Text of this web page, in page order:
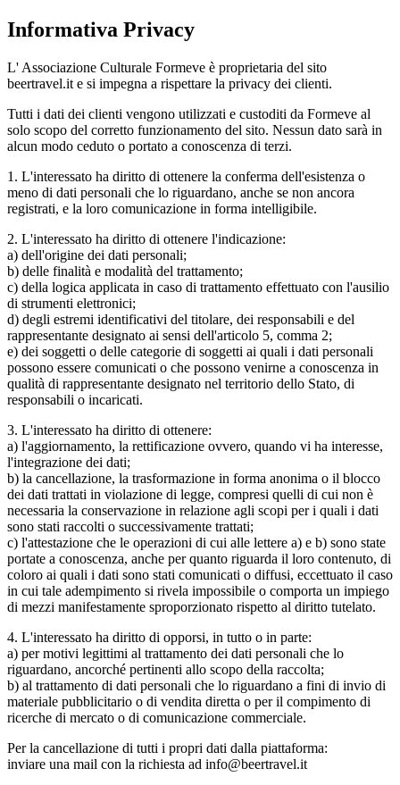
Informativa Privacy
L' Associazione Culturale Formeve è proprietaria del sito
beertravel.it e si impegna a rispettare la privacy dei clienti.
Tutti i dati dei clienti vengono utilizzati e custoditi da Formeve al
solo scopo del corretto funzionamento del sito. Nessun dato sarà in
alcun modo ceduto o portato a conoscenza di terzi.
1. L'interessato ha diritto di ottenere la conferma dell'esistenza o
meno di dati personali che lo riguardano, anche se non ancora
registrati, e la loro comunicazione in forma intelligibile.
2. L'interessato ha diritto di ottenere l'indicazione:
a) dell'origine dei dati personali;
b) delle finalità e modalità del trattamento;
c) della logica applicata in caso di trattamento effettuato con l'ausilio
di strumenti elettronici;
d) degli estremi identificativi del titolare, dei responsabili e del
rappresentante designato ai sensi dell'articolo 5, comma 2;
e) dei soggetti o delle categorie di soggetti ai quali i dati personali
possono essere comunicati o che possono venirne a conoscenza in
qualità di rappresentante designato nel territorio dello Stato, di
responsabili o incaricati.
3. L'interessato ha diritto di ottenere:
a) l'aggiornamento, la rettificazione ovvero, quando vi ha interesse,
l'integrazione dei dati;
b) la cancellazione, la trasformazione in forma anonima o il blocco
dei dati trattati in violazione di legge, compresi quelli di cui non è
necessaria la conservazione in relazione agli scopi per i quali i dati
sono stati raccolti o successivamente trattati;
c) l'attestazione che le operazioni di cui alle lettere a) e b) sono state
portate a conoscenza, anche per quanto riguarda il loro contenuto, di
coloro ai quali i dati sono stati comunicati o diffusi, eccettuato il caso
in cui tale adempimento si rivela impossibile o comporta un impiego
di mezzi manifestamente sproporzionato rispetto al diritto tutelato.
4. L'interessato ha diritto di opporsi, in tutto o in parte:
a) per motivi legittimi al trattamento dei dati personali che lo
riguardano, ancorché pertinenti allo scopo della raccolta;
b) al trattamento di dati personali che lo riguardano a fini di invio di
materiale pubblicitario o di vendita diretta o per il compimento di
ricerche di mercato o di comunicazione commerciale.
Per la cancellazione di tutti i propri dati dalla piattaforma:
inviare una mail con la richiesta ad info@beertravel.it